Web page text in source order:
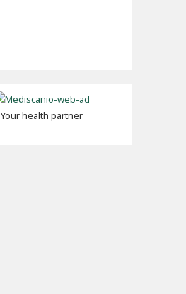
Your health partner